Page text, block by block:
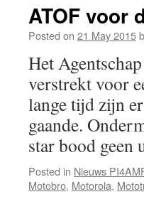
ATOF voor
Posted on 21 May 2015
Het
verstrekt voor
lange tijd zijn
gaande.
star bood
Posted in Nieuws
Motobro, Motorola,